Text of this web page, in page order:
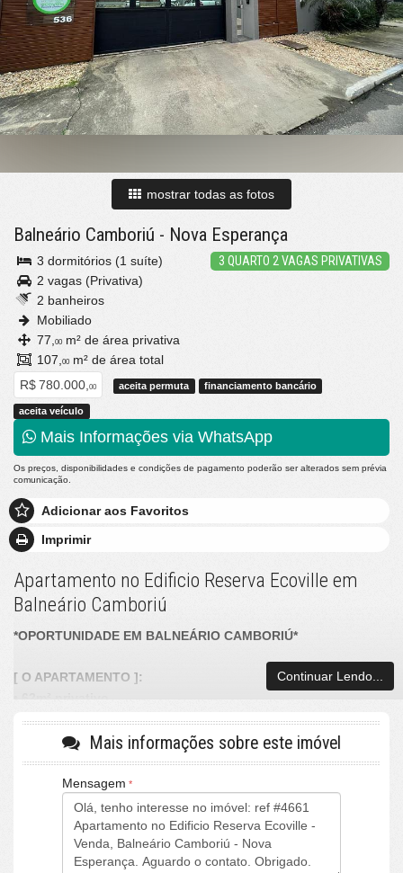
mostrar todas as fotos
Balneário Camboriú - Nova Esperança
3 QUARTO 2 VAGAS PRIVATIVAS
3 dormitórios (1 suíte)
2 vagas (Privativa)
2 banheiros
Mobiliado
77, 00 m² de área privativa
107, 00 m² de área total
R$ 780.000, 00 aceita permuta financiamento bancário
aceita veículo
Mais Informações via WhatsApp
Os preços, disponibilidades e condições de pagamento poderão ser alterados sem prévia
comunicação.
Adicionar aos Favoritos
Imprimir
Apartamento no Edificio Reserva Ecoville em
Balneário Camboriú
*OPORTUNIDADE EM BALNEÁRIO CAMBORIÚ*
[ O APARTAMENTO ]:
• 62m² privativo
• 01 Suíte
• 02 Dormitórios
• 01 BWC Social
• Amplo Living
• Sacada Integrada
• Cozinha / Copa
• Área de Serviço
• 1 Vaga Privativa
Continuar Lendo...
Mais informações sobre este imóvel
Mensagem